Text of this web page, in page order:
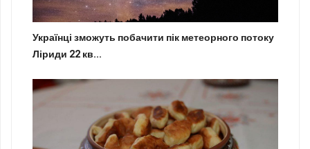
Українці зможуть побачити пік метеорного потоку
Ліриди 22 кв...